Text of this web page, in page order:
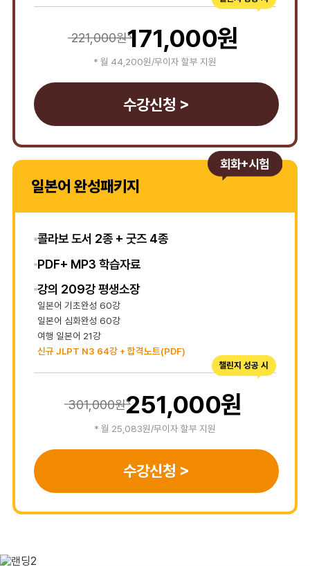
221,000원171,000원
* 월 44,200원/무이자 할부 지원
수강신청 >
일본어 완성패키지
회화+시험
콜라보 도서 2종 + 굿즈 4종
PDF+ MP3 학습자료
강의 209강 평생소장
일본어 기초완성 60강
일본어 심화완성 60강
여행 일본어 21강
신규 JLPT N3 64강 + 합격노트(PDF)
301,000원251,000원
* 월 25,083원/무이자 할부 지원
수강신청 >